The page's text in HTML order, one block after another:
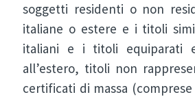
soggetti residenti o non
italiane o estere e i titoli
italiani e i titoli equiparati
all’estero, titoli non
certificati di massa